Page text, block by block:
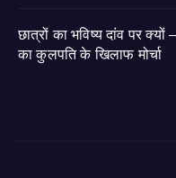
छात्रों का भविष्य दांव पर क्यों
का कुलपति के खिलाफ मोर्चा